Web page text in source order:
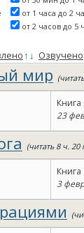
от 1 часа до 2
от 2 часов до 5
↑ ↓ Озвучено
мир
Книга
23
(читать 8 ч.
Книга
3